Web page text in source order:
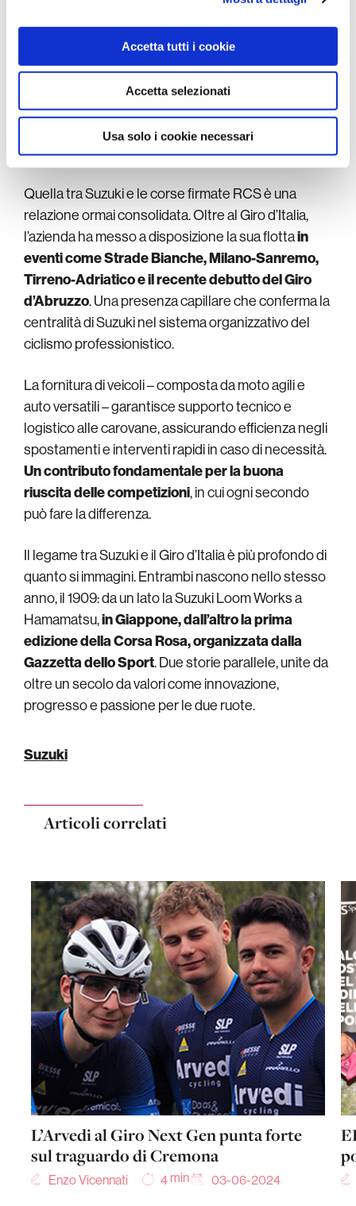
nostri partner che si occupano di analisi dei dati web,
pubblicità e social media, i quali potrebbero combinarle
con altre informazioni che ha fornito loro o che hanno
raccolto dal suo utilizzo dei loro servizi.
Accetta tutti i cookie
Accetta selezionati
Usa solo i cookie necessari
Massimo Nalli, Presidente Suzuki Italia
Presenza costante
nei grandi eventi
Quella tra Suzuki e le corse firmate RCS è una
relazione ormai consolidata. Oltre al Giro d’Italia,
l’azienda ha messo a disposizione la sua flottain
eventi come Strade Bianche, Milano-Sanremo,
Tirreno-Adriatico e il recente debutto del Giro
d’Abruzzo. Una presenza capillare che conferma la
centralità di Suzuki nel sistema organizzativo del
ciclismo professionistico.
La fornitura di veicoli – composta da moto agili e
auto versatili – garantisce supporto tecnico e
logistico alle carovane, assicurando efficienza negli
spostamenti e interventi rapidi in caso di necessità.
Un contributo fondamentale per la buona
riuscita delle competizioni, in cui ogni secondo
può fare la differenza.
Il legame tra Suzuki e il Giro d’Italia è più profondo di
quanto si immagini. Entrambi nascono nello stesso
anno, il 1909: da un lato la Suzuki Loom Works a
Hamamatsu,in Giappone, dall’altro la prima
edizione della Corsa Rosa, organizzata dalla
Gazzetta dello Sport. Due storie parallele, unite da
oltre un secolo da valori come innovazione,
progresso e passione per le due ruote.
Suzuki
Articoli correlati
L’Arvedi al Giro Next Gen punta forte
sul traguardo di Cremona
Enzo Vicennati 4 min 03-06-2024